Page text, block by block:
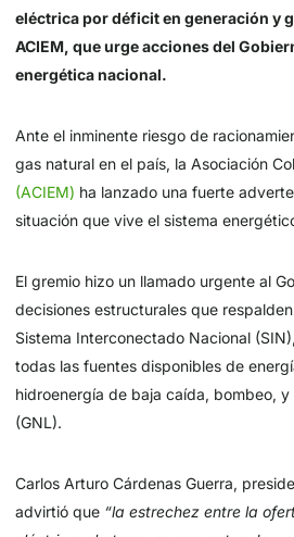
eléctrica por déficit en generación y
ACIEM, que urge acciones del
energética nacional.
Ante el inminente riesgo de
gas natural en el país, la Asociación
(ACIEM) ha lanzado una fuerte
situación que vive el sistema
El gremio hizo un llamado urgente al
decisiones estructurales que
Sistema Interconectado Nacional
todas las fuentes disponibles de
hidroenergía de baja caída, bombeo,
(GNL).
Carlos Arturo Cárdenas Guerra,
advirtió que “la estrechez entre la